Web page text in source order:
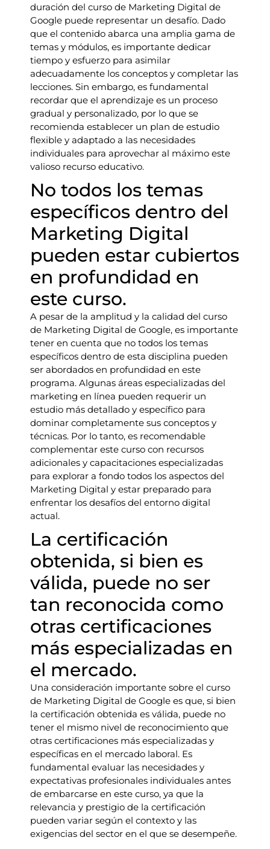
duración del curso de Marketing Digital de
Google puede representar un desafío. Dado
que el contenido abarca una amplia gama de
temas y módulos, es importante dedicar
tiempo y esfuerzo para asimilar
adecuadamente los conceptos y completar las
lecciones. Sin embargo, es fundamental
recordar que el aprendizaje es un proceso
gradual y personalizado, por lo que se
recomienda establecer un plan de estudio
flexible y adaptado a las necesidades
individuales para aprovechar al máximo este
valioso recurso educativo.
No todos los temas
específicos dentro del
Marketing Digital
pueden estar cubiertos
en profundidad en
este curso.
A pesar de la amplitud y la calidad del curso
de Marketing Digital de Google, es importante
tener en cuenta que no todos los temas
específicos dentro de esta disciplina pueden
ser abordados en profundidad en este
programa. Algunas áreas especializadas del
marketing en línea pueden requerir un
estudio más detallado y específico para
dominar completamente sus conceptos y
técnicas. Por lo tanto, es recomendable
complementar este curso con recursos
adicionales y capacitaciones especializadas
para explorar a fondo todos los aspectos del
Marketing Digital y estar preparado para
enfrentar los desafíos del entorno digital
actual.
La certificación
obtenida, si bien es
válida, puede no ser
tan reconocida como
otras certificaciones
más especializadas en
el mercado.
Una consideración importante sobre el curso
de Marketing Digital de Google es que, si bien
la certificación obtenida es válida, puede no
tener el mismo nivel de reconocimiento que
otras certificaciones más especializadas y
específicas en el mercado laboral. Es
fundamental evaluar las necesidades y
expectativas profesionales individuales antes
de embarcarse en este curso, ya que la
relevancia y prestigio de la certificación
pueden variar según el contexto y las
exigencias del sector en el que se desempeñe.